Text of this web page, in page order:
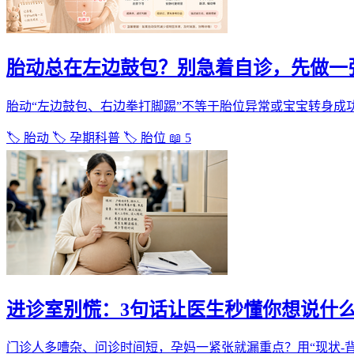
胎动总在左边鼓包？别急着自诊，先做一
胎动“左边鼓包、右边拳打脚踢”不等于胎位异常或宝宝转身
🏷️ 胎动 🏷️ 孕期科普 🏷️ 胎位 📖 5
进诊室别慌：3句话让医生秒懂你想说什
门诊人多嘈杂、问诊时间短，孕妈一紧张就漏重点？用“现状